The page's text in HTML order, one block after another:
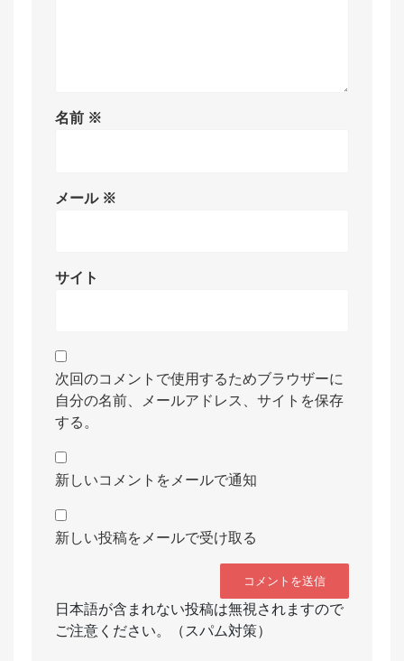
名前 ※
メール ※
サイト
次回のコメントで使用するためブラウザーに
自分の名前、メールアドレス、サイトを保存
する。
新しいコメントをメールで通知
新しい投稿をメールで受け取る
日本語が含まれない投稿は無視されますので
ご注意ください。（スパム対策）